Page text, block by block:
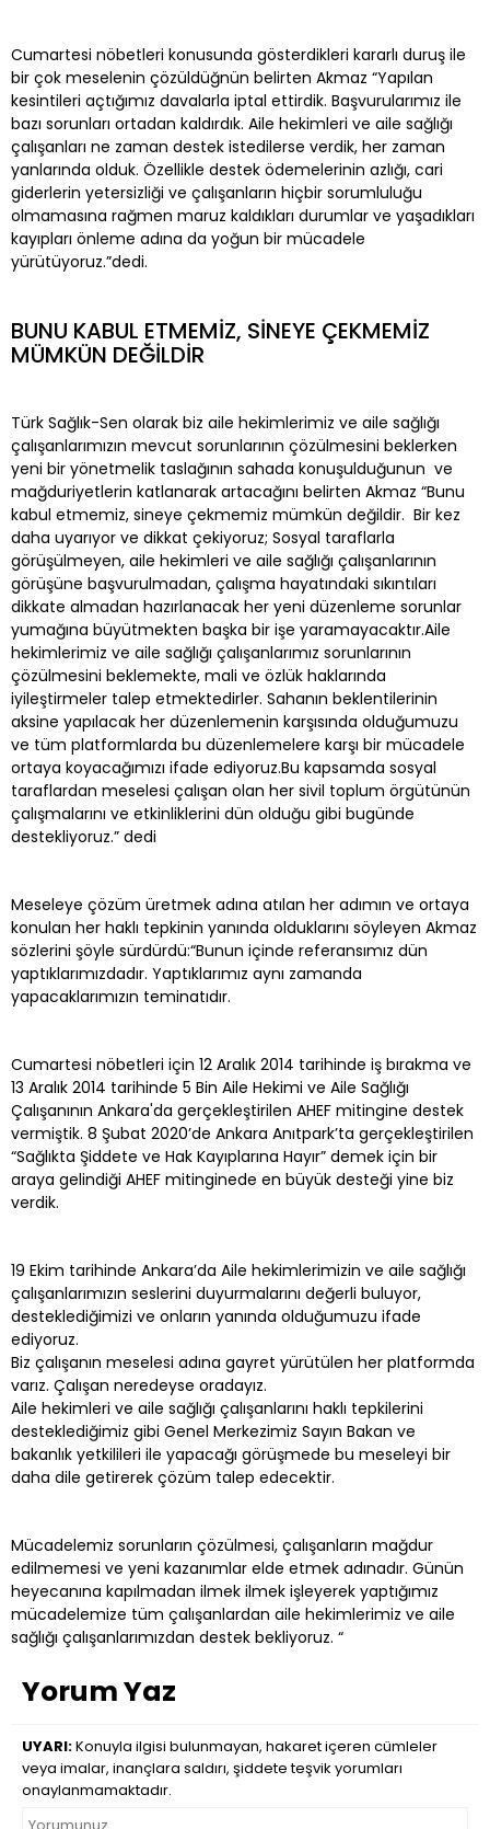
Cumartesi nöbetleri konusunda gösterdikleri kararlı duruş ile
bir çok meselenin çözüldüğnün belirten Akmaz “Yapılan
kesintileri açtığımız davalarla iptal ettirdik. Başvurularımız ile
bazı sorunları ortadan kaldırdık. Aile hekimleri ve aile sağlığı
çalışanları ne zaman destek istedilerse verdik, her zaman
yanlarında olduk. Özellikle destek ödemelerinin azlığı, cari
giderlerin yetersizliği ve çalışanların hiçbir sorumluluğu
olmamasına rağmen maruz kaldıkları durumlar ve yaşadıkları
kayıpları önleme adına da yoğun bir mücadele
yürütüyoruz.”dedi.
BUNU KABUL ETMEMİZ, SİNEYE ÇEKMEMİZ
MÜMKÜN DEĞİLDİR
Türk Sağlık-Sen olarak biz aile hekimlerimiz ve aile sağlığı
çalışanlarımızın mevcut sorunlarının çözülmesini beklerken
yeni bir yönetmelik taslağının sahada konuşulduğunun ve
mağduriyetlerin katlanarak artacağını belirten Akmaz “Bunu
kabul etmemiz, sineye çekmemiz mümkün değildir. Bir kez
daha uyarıyor ve dikkat çekiyoruz; Sosyal taraflarla
görüşülmeyen, aile hekimleri ve aile sağlığı çalışanlarının
görüşüne başvurulmadan, çalışma hayatındaki sıkıntıları
dikkate almadan hazırlanacak her yeni düzenleme sorunlar
yumağına büyütmekten başka bir işe yaramayacaktır.Aile
hekimlerimiz ve aile sağlığı çalışanlarımız sorunlarının
çözülmesini beklemekte, mali ve özlük haklarında
iyileştirmeler talep etmektedirler. Sahanın beklentilerinin
aksine yapılacak her düzenlemenin karşısında olduğumuzu
ve tüm platformlarda bu düzenlemelere karşı bir mücadele
ortaya koyacağımızı ifade ediyoruz.Bu kapsamda sosyal
taraflardan meselesi çalışan olan her sivil toplum örgütünün
çalışmalarını ve etkinliklerini dün olduğu gibi bugünde
destekliyoruz.” dedi
Meseleye çözüm üretmek adına atılan her adımın ve ortaya
konulan her haklı tepkinin yanında olduklarını söyleyen Akmaz
sözlerini şöyle sürdürdü:“Bunun içinde referansımız dün
yaptıklarımızdadır. Yaptıklarımız aynı zamanda
yapacaklarımızın teminatıdır.
Cumartesi nöbetleri için 12 Aralık 2014 tarihinde iş bırakma ve
13 Aralık 2014 tarihinde 5 Bin Aile Hekimi ve Aile Sağlığı
Çalışanının Ankara'da gerçekleştirilen AHEF mitingine destek
vermiştik. 8 Şubat 2020’de Ankara Anıtpark’ta gerçekleştirilen
“Sağlıkta Şiddete ve Hak Kayıplarına Hayır” demek için bir
araya gelindiği AHEF mitinginede en büyük desteği yine biz
verdik.
19 Ekim tarihinde Ankara’da Aile hekimlerimizin ve aile sağlığı
çalışanlarımızın seslerini duyurmalarını değerli buluyor,
desteklediğimizi ve onların yanında olduğumuzu ifade
ediyoruz.
Biz çalışanın meselesi adına gayret yürütülen her platformda
varız. Çalışan neredeyse oradayız.
Aile hekimleri ve aile sağlığı çalışanlarını haklı tepkilerini
desteklediğimiz gibi Genel Merkezimiz Sayın Bakan ve
bakanlık yetkilileri ile yapacağı görüşmede bu meseleyi bir
daha dile getirerek çözüm talep edecektir.
Mücadelemiz sorunların çözülmesi, çalışanların mağdur
edilmemesi ve yeni kazanımlar elde etmek adınadır. Günün
heyecanına kapılmadan ilmek ilmek işleyerek yaptığımız
mücadelemize tüm çalışanlardan aile hekimlerimiz ve aile
sağlığı çalışanlarımızdan destek bekliyoruz. “
Yorum Yaz
UYARI:Konuyla ilgisi bulunmayan, hakaret içeren cümleler
veya imalar, inançlara saldırı, şiddete teşvik yorumları
onaylanmamaktadır.